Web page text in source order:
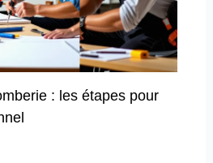
: les étapes pour